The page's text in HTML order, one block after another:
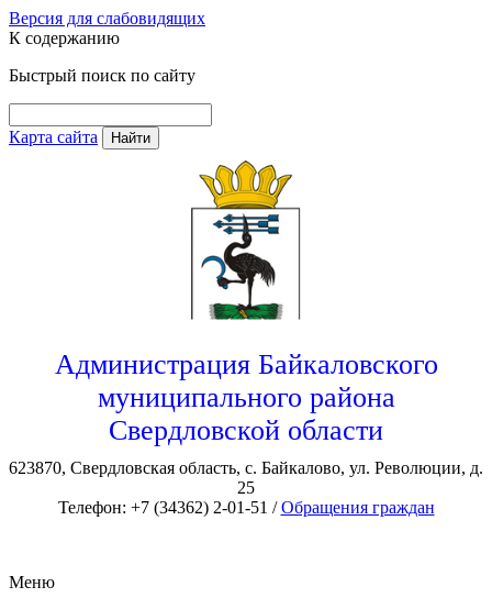
Версия для слабовидящих
К содержанию
Быстрый поиск по сайту
Карта сайта Найти
Администрация Байкаловского
муниципального района
Свердловской области
623870, Свердловская область, с. Байкалово, ул. Революции, д.
25
Телефон: +7 (34362) 2-01-51 /Обращения граждан
Меню